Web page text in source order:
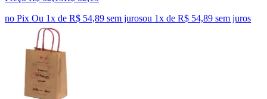
no Pix Ou 1x de R$ 54,89 sem jurosou 1x de R$ 54,89 sem juros